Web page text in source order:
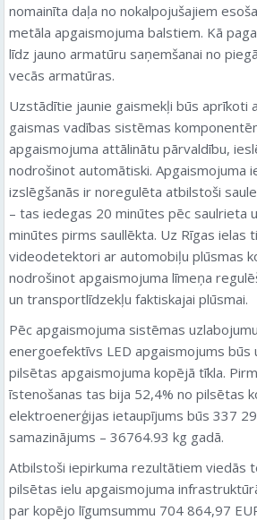
nomainīta daļa no nokalpojušajiem
metāla apgaismojuma balstiem. Kā
līdz jauno armatūru saņemšanai no
vecās armatūras.
Uzstādītie jaunie gaismekļi būs aprīkoti
gaismas vadības sistēmas
apgaismojuma attālinātu pārvaldību,
nodrošinot automātiski. Apgaismojuma
izslēgšanās ir noregulēta atbilstoši
– tas iedegas 20 minūtes pēc saulrieta
minūtes pirms saullēkta. Uz Rīgas ielas
videodetektori ar automobiļu plūsmas
nodrošinot apgaismojuma līmeņa
un transportlīdzekļu faktiskajai plūsmai.
Pēc apgaismojuma sistēmas
energoefektīvs LED apgaismojums būs
pilsētas apgaismojuma kopējā tīkla.
īstenošanas tas bija 52,4% no pilsētas
elektroenerģijas ietaupījums būs 337
samazinājums – 36764.93 kg gadā.
Atbilstoši iepirkuma rezultātiem viedās
pilsētas ielu apgaismojuma
par kopējo līgumsummu 704 864,97